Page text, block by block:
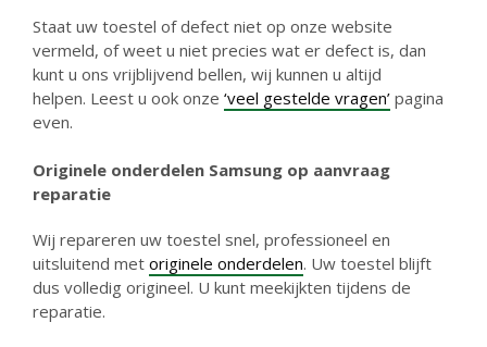
Staat uw toestel of defect niet op onze website
vermeld, of weet u niet precies wat er defect is, dan
kunt u ons vrijblijvend bellen, wij kunnen u altijd
helpen. Leest u ook onze ‘veel gestelde vragen’ pagina
even.
Originele onderdelen Samsung op aanvraag
reparatie
Wij repareren uw toestel snel, professioneel en
uitsluitend met originele onderdelen. Uw toestel blijft
dus volledig origineel. U kunt meekijkten tijdens de
reparatie.